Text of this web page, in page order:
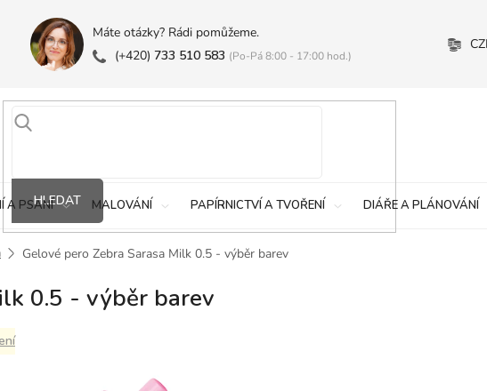
Máte otázky? Rádi pomůžeme.
(+420) 733 510 583 (Po-Pá 8:00 - 17:00 hod.)
HLEDAT
A PSANÍ MALOVÁNÍ PAPÍRNICTVÍ A TVOŘENÍ DIÁŘE A PLÁNOVÁNÍ
Gelové pero Zebra Sarasa Milk 0.5 - výběr barev
0.5 - výběr barev